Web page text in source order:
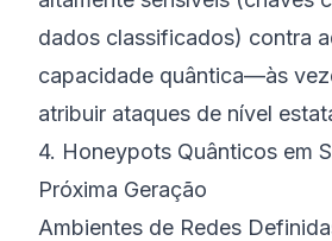
dados classificados) contra
capacidade quântica—às
atribuir ataques de nível
4. Honeypots Quânticos em
Próxima Geração
Ambientes de Redes